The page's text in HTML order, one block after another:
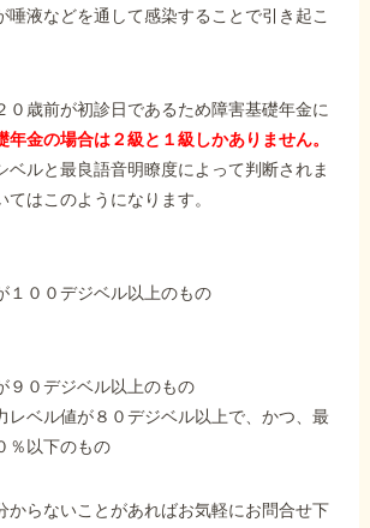
謝のお手紙
唾液などを通して感染することで引き起こ
０歳前が初診日であるため障害基礎年金に
年金の場合は２級と１級しかありません。
ベルと最良語音明瞭度によって判断されま
はこのようになります。
１００デジベル以上のもの
９０デジベル以上のもの
レベル値が８０デジベル以上で、かつ、最
％以下のもの
からないことがあればお気軽にお問合せ下